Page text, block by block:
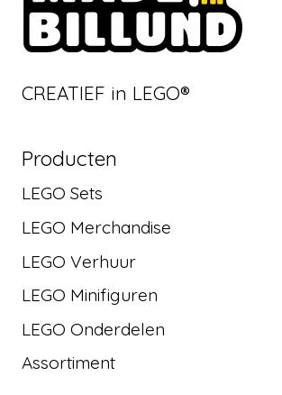
CREATIEF in LEGO®
Producten
LEGO Sets
LEGO Merchandise
LEGO Verhuur
LEGO Minifiguren
LEGO Onderdelen
Assortiment